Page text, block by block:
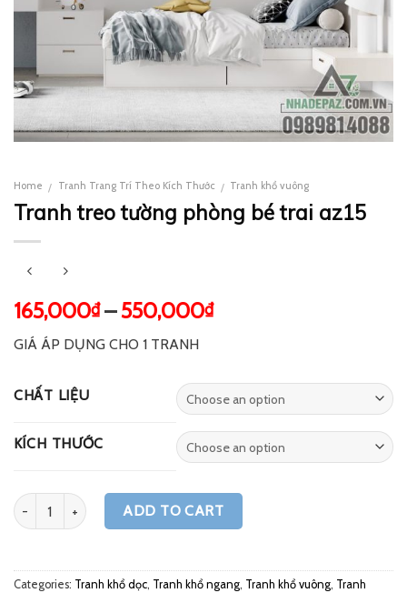
Home / Tranh Trang Trí Theo Kích Thước / Tranh khổ vuông
Tranh treo tường phòng bé trai az15
165,000₫–550,000₫
GIÁ ÁP DỤNG CHO 1 TRANH
CHẤT LIỆU
KÍCH THƯỚC
Quantity ADD TO CART
Categories: Tranh khổ dọc, Tranh khổ ngang, Tranh khổ vuông, Tranh